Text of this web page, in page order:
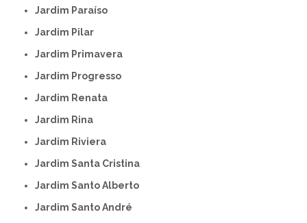
Jardim Paraíso
Jardim Pilar
Jardim Primavera
Jardim Progresso
Jardim Renata
Jardim Rina
Jardim Riviera
Jardim Santa Cristina
Jardim Santo Alberto
Jardim Santo André